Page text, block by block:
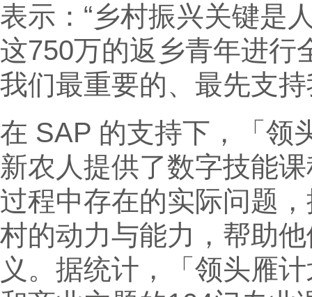
表示：“乡村振兴关键是
这750万的返乡青年进行
我们最重要的、最先支
在 SAP 的支持下，「领
新农人提供了数字技能
过程中存在的实际问题
村的动力与能力，帮助
义。据统计，「领头雁